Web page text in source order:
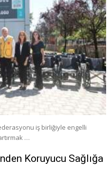
iş birliğiyle engelli
…
Koruyucu Sağlığa